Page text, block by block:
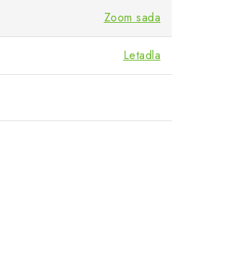
Zoom sada
Letadla